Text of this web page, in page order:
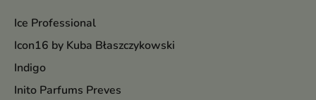
Ice Professional
Icon16 by Kuba Błaszczykowski
Indigo
Inito Parfums Preves